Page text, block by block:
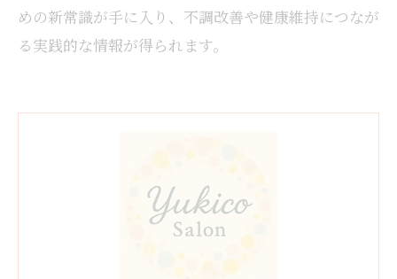
めの新常識が手に入り、不調改善や健康維持につなが
る実践的な情報が得られます。